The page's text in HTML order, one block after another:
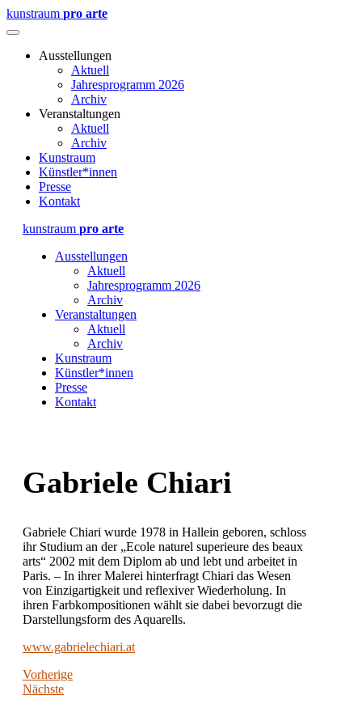
kunstraum pro arte
Ausstellungen
Aktuell
Jahresprogramm 2026
Archiv
Veranstaltungen
Aktuell
Archiv
Kunstraum
Künstler*innen
Presse
Kontakt
kunstraum pro arte
Ausstellungen
Aktuell
Jahresprogramm 2026
Archiv
Veranstaltungen
Aktuell
Archiv
Kunstraum
Künstler*innen
Presse
Kontakt
Gabriele Chiari
Gabriele Chiari wurde 1978 in Hallein geboren, schloss
ihr Studium an der „Ecole naturel superieure des beaux
arts“ 2002 mit dem Diplom ab und lebt und arbeitet in
Paris. – In ihrer Malerei hinterfragt Chiari das Wesen
von Einzigartigkeit und reflexiver Wiederholung. In
ihren Farbkompositionen wählt sie dabei bevorzugt die
Darstellungsform des Aquarells.
www.gabrielechiari.at
Vorherige
Nächste